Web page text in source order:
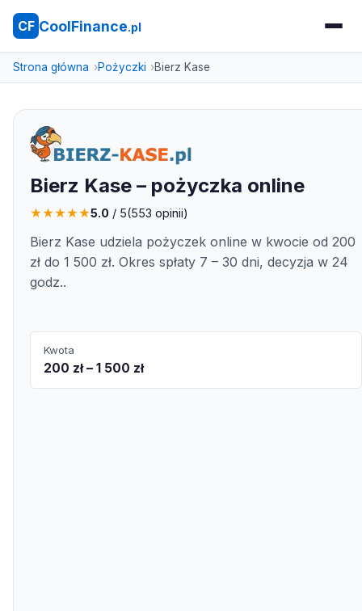
CF CoolFinance.pl
Strona główna Pożyczki Bierz Kase
Bierz Kase – pożyczka online
★★★★★5.0 / 5(553 opinii)
Bierz Kase udziela pożyczek online w kwocie od 200
zł do 1 500 zł. Okres spłaty 7 – 30 dni, decyzja w 24
godz..
Kwota
200 zł – 1 500 zł